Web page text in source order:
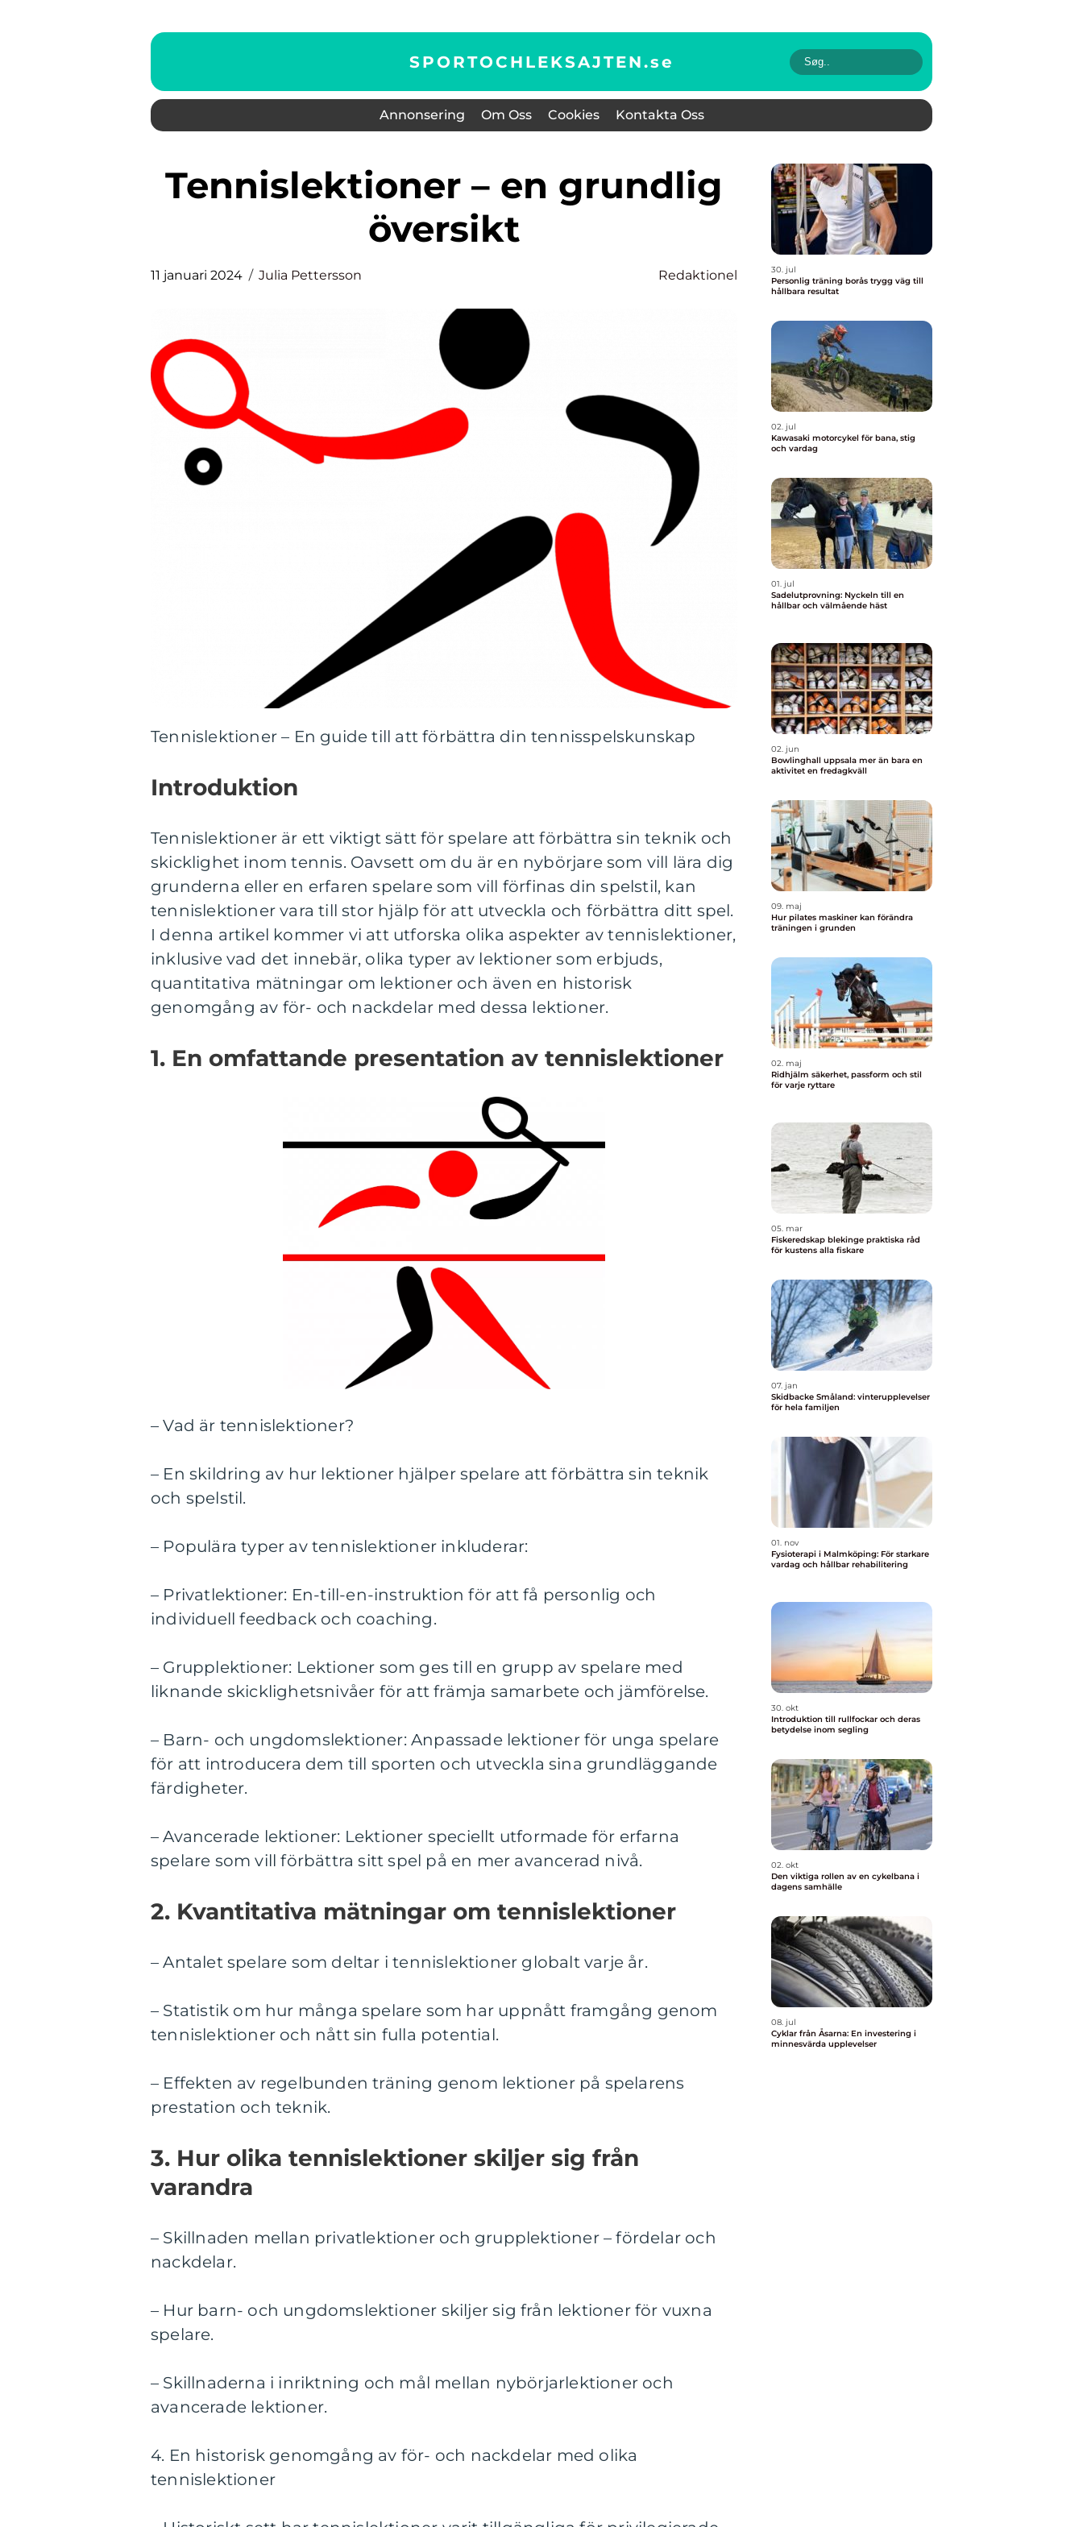
SPORTOCHLEKSAJTEN.se
Annonsering Om Oss Cookies Kontakta Oss
Tennislektioner – en grundlig
översikt
11 januari 2024 Julia Pettersson Redaktionel
Tennislektioner – En guide till att förbättra din tennisspelskunskap
Introduktion
Tennislektioner är ett viktigt sätt för spelare att förbättra sin teknik och
skicklighet inom tennis. Oavsett om du är en nybörjare som vill lära dig
grunderna eller en erfaren spelare som vill förfinas din spelstil, kan
tennislektioner vara till stor hjälp för att utveckla och förbättra ditt spel.
I denna artikel kommer vi att utforska olika aspekter av tennislektioner,
inklusive vad det innebär, olika typer av lektioner som erbjuds,
quantitativa mätningar om lektioner och även en historisk
genomgång av för- och nackdelar med dessa lektioner.
1. En omfattande presentation av tennislektioner
– Vad är tennislektioner?
– En skildring av hur lektioner hjälper spelare att förbättra sin teknik
och spelstil.
– Populära typer av tennislektioner inkluderar:
– Privatlektioner: En-till-en-instruktion för att få personlig och
individuell feedback och coaching.
– Grupplektioner: Lektioner som ges till en grupp av spelare med
liknande skicklighetsnivåer för att främja samarbete och jämförelse.
– Barn- och ungdomslektioner: Anpassade lektioner för unga spelare
för att introducera dem till sporten och utveckla sina grundläggande
färdigheter.
– Avancerade lektioner: Lektioner speciellt utformade för erfarna
spelare som vill förbättra sitt spel på en mer avancerad nivå.
2. Kvantitativa mätningar om tennislektioner
– Antalet spelare som deltar i tennislektioner globalt varje år.
– Statistik om hur många spelare som har uppnått framgång genom
tennislektioner och nått sin fulla potential.
– Effekten av regelbunden träning genom lektioner på spelarens
prestation och teknik.
3. Hur olika tennislektioner skiljer sig från
varandra
– Skillnaden mellan privatlektioner och grupplektioner – fördelar och
nackdelar.
– Hur barn- och ungdomslektioner skiljer sig från lektioner för vuxna
spelare.
– Skillnaderna i inriktning och mål mellan nybörjarlektioner och
avancerade lektioner.
4. En historisk genomgång av för- och nackdelar med olika
tennislektioner
30. jul
Personlig träning borås trygg väg till
hållbara resultat
02. jul
Kawasaki motorcykel för bana, stig
och vardag
01. jul
Sadelutprovning: Nyckeln till en
hållbar och välmående häst
02. jun
Bowlinghall uppsala mer än bara en
aktivitet en fredagkväll
09. maj
Hur pilates maskiner kan förändra
träningen i grunden
02. maj
Ridhjälm säkerhet, passform och stil
för varje ryttare
05. mar
Fiskeredskap blekinge praktiska råd
för kustens alla fiskare
07. jan
Skidbacke Småland: vinterupplevelser
för hela familjen
01. nov
Fysioterapi i Malmköping: För starkare
vardag och hållbar rehabilitering
30. okt
Introduktion till rullfockar och deras
betydelse inom segling
02. okt
Den viktiga rollen av en cykelbana i
dagens samhälle
08. jul
Cyklar från Åsarna: En investering i
minnesvärda upplevelser